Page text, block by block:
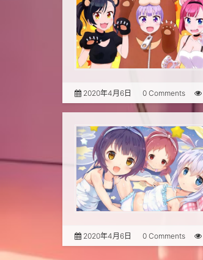
2020年4月6日 0 Comments
2020年4月6日 0 Comments